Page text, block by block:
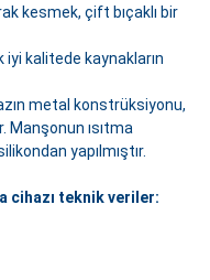
kesmek, çift bıçaklı bir
iyi kalitede kaynakların
metal konstrüksiyonu,
Manşonun ısıtma
yapılmıştır.
cihazı teknik veriler: